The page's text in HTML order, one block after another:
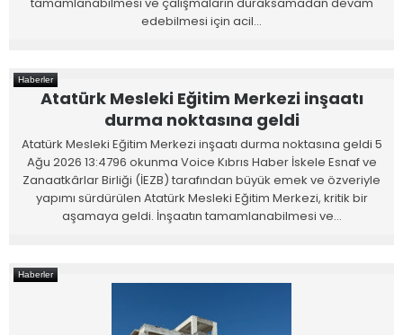
edebilmesi için acil…
Atatürk Mesleki Eğitim Merkezi inşaatı
durma noktasına geldi
Atatürk Mesleki Eğitim Merkezi inşaatı durma noktasına geldi 5
Ağu 2026 13:4796 okunma Voice Kıbrıs Haber İskele Esnaf ve
Zanaatkârlar Birliği (İEZB) tarafından büyük emek ve özveriyle
yapımı sürdürülen Atatürk Mesleki Eğitim Merkezi, kritik bir
aşamaya geldi. İnşaatın tamamlanabilmesi ve…
Haberler
Haberler